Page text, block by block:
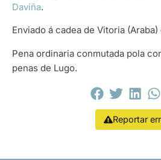
Daviña.
Enviado á cadea de Vitoria
Pena ordinaria conmutada pola
penas de Lugo.
Reportar